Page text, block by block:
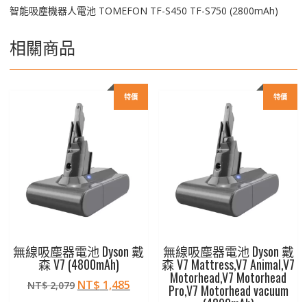
量
智能吸塵機器人電池 TOMEFON TF-S450 TF-S750 (2800mAh)
相關商品
特價
無線吸塵器電池 Dyson 戴
森 V7 (4800mAh)
NT$2,079 原
NT$ 1,485目
特價
無線吸塵器電池 Dyson 戴
森 V7 Mattress,V7 Animal,V7
Motorhead,V7 Motorhead
Pro,V7 Motorhead vacuum